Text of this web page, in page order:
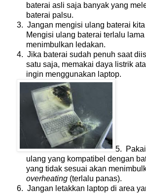
baterai asli saja banyak yang
baterai palsu.
3. Jangan mengisi ulang baterai
Mengisi ulang baterai terlalu
menimbulkan ledakan.
4. Jika baterai sudah penuh saat
satu saja, memakai daya listrik
ingin menggunakan laptop.
5.
ulang yang kompatibel dengan
yang tidak sesuai akan
overheating(terlalu panas).
6. Jangan letakkan laptop di area